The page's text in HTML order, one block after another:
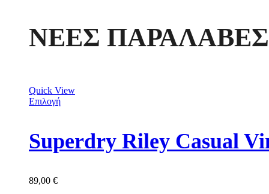
ΝΕΕΣ ΠΑΡΑΛΑΒΕΣ
Quick View
Επιλογή
89,00 €